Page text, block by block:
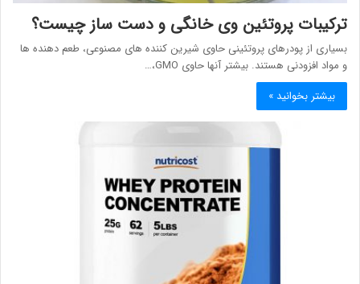
ترکیبات پروتئین وی خانگی و دست ساز چیست؟
بسیاری از پودرهای پروتئینی حاوی شیرین کننده های مصنوعی، طعم دهنده ها
و مواد افزودنی هستند. بیشتر آنها حاوی GMO،…
بیشتر بخوانید »